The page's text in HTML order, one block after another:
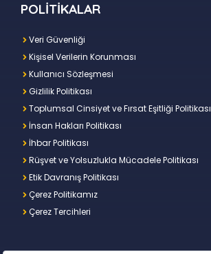
POLİTİKALAR
Veri Güvenliği
Kişisel Verilerin Korunması
Kullanıcı Sözleşmesi
Gizlilik Politikası
Toplumsal Cinsiyet ve Fırsat Eşitliği Politikası
İnsan Hakları Politikası
İhbar Politikası
Rüşvet ve Yolsuzlukla Mücadele Politikası
Etik Davranış Politikası
Çerez Politikamız
Çerez Tercihleri